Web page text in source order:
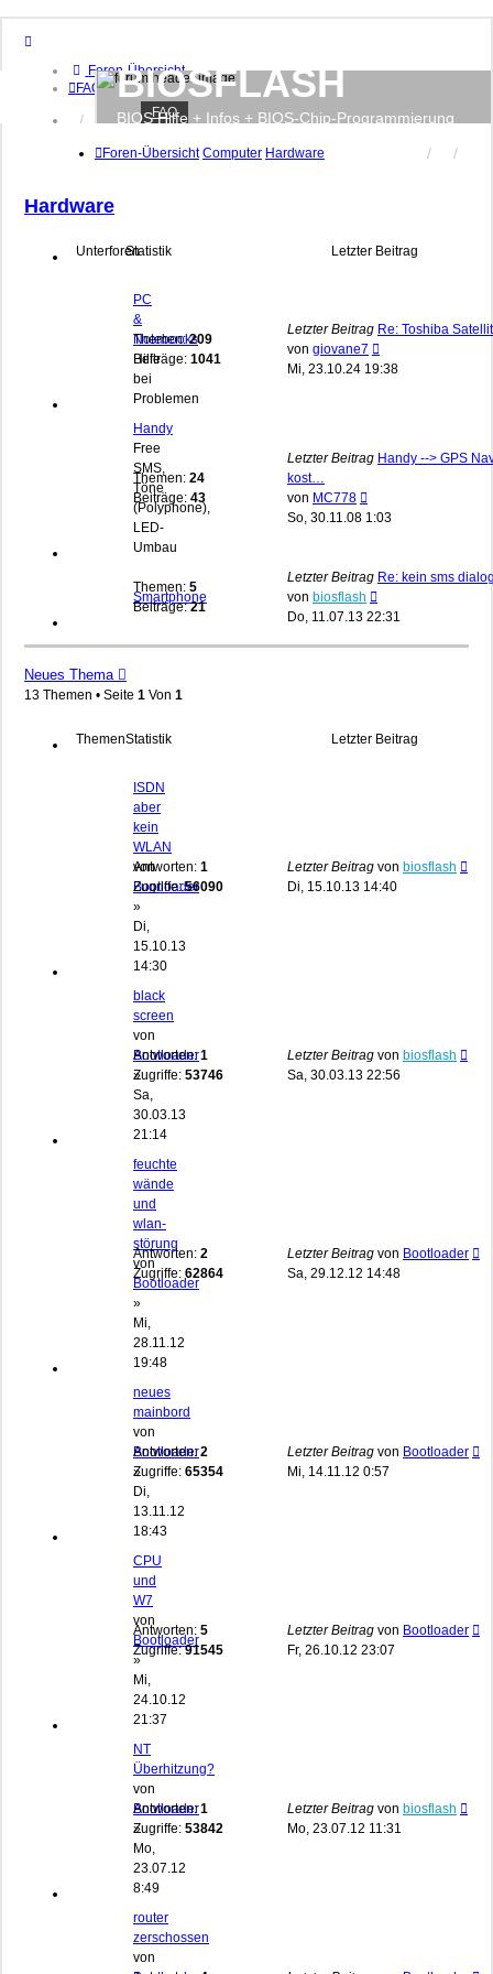
Foren-Übersicht
FAQ
Anmelden
BIOSFLASH
BIOS Hilfe + Infos + BIOS-Chip-Programmierung
FAQ
Foren-Übersicht Computer Hardware
Hardware
UnterforenStatistik Letzter Beitrag
PC
&
Notebooks
Hilfe
bei
Problemen
Themen:209
Beiträge: 1041
Letzter Beitrag Re: Toshiba
von giovane7
Beitrag
Mi, 23.10.24 19:38
Handy
Free
SMS,
Töne
(Polyphone),
LED-
Umbau
Themen: 24
Beiträge: 43
Letzter Beitrag Handy --> GPS
kost…
von MC778
Beitrag
So, 30.11.08 1:03
Smartphone
Themen: 5
Beiträge:21
Letzter Beitrag Re: kein sms
von biosflash
Beitrag
Do, 11.07.13 22:31
Neues Thema
13 Themen • Seite 1 Von 1
ThemenStatistik Letzter Beitrag
ISDN
aber
kein
WLAN
von
Bootloader
»
Di,
15.10.13
14:30
Antworten: 1
Zugriffe:56090
Letzter Beitrag von biosflash
Di, 15.10.13 14:40
black
screen
von
Bootloader
»
Sa,
30.03.13
21:14
Antworten:1
Zugriffe: 53746
Letzter Beitrag von biosflash
Sa, 30.03.13 22:56
feuchte
wände
und
wlan-
störung
von
Bootloader
»
Mi,
28.11.12
19:48
Antworten: 2
Zugriffe: 62864
Letzter Beitrag von Bootloader
Sa, 29.12.12 14:48
neues
mainbord
von
Bootloader
»
Di,
13.11.12
18:43
Antworten:2
Zugriffe: 65354
Letzter Beitrag von Bootloader
Mi, 14.11.12 0:57
CPU
und
W7
von
Bootloader
»
Mi,
24.10.12
21:37
Antworten: 5
Zugriffe:91545
Letzter Beitrag von Bootloader
Fr, 26.10.12 23:07
NT
Überhitzung?
von
Bootloader
»
Mo,
23.07.12
8:49
Antworten:1
Zugriffe: 53842
Letzter Beitrag von biosflash
Mo, 23.07.12 11:31
router
zerschossen
von